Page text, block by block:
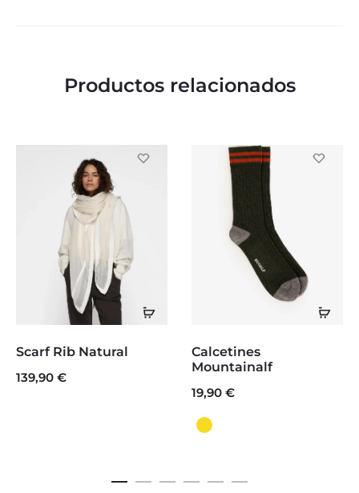
Productos relacionados
Añadir
carrito
Scarf Rib Natural
139,90 €
producto
Calcetines
Mountainalf
19,90 €